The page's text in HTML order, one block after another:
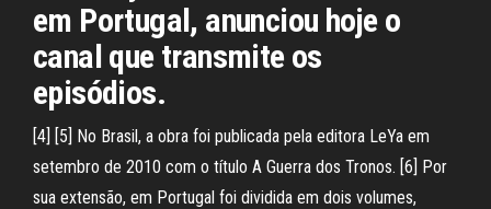
em Portugal, anunciou hoje o
canal que transmite os
episódios.
[4] [5] No Brasil, a obra foi publicada pela editora LeYa em
setembro de 2010 com o título A Guerra dos Tronos. [6] Por
sua extensão, em Portugal foi dividida em dois volumes,